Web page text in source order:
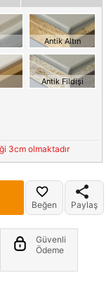
Antik Altın
Antik Fildişi
3cm olmaktadır
Beğen Paylaş
Güvenli
Ödeme